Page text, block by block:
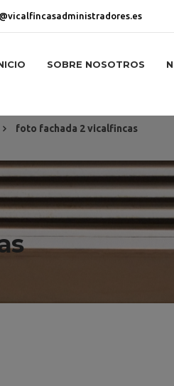
SOBRE NOSOTROS
foto fachada 2 vicalfincas